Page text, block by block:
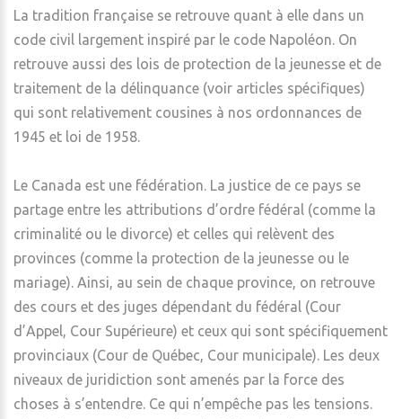
La tradition française se retrouve quant à elle dans un
code civil largement inspiré par le code Napoléon. On
retrouve aussi des lois de protection de la jeunesse et de
traitement de la délinquance (voir articles spécifiques)
qui sont relativement cousines à nos ordonnances de
1945 et loi de 1958.
Le Canada est une fédération. La justice de ce pays se
partage entre les attributions d’ordre fédéral (comme la
criminalité ou le divorce) et celles qui relèvent des
provinces (comme la protection de la jeunesse ou le
mariage). Ainsi, au sein de chaque province, on retrouve
des cours et des juges dépendant du fédéral (Cour
d’Appel, Cour Supérieure) et ceux qui sont spécifiquement
provinciaux (Cour de Québec, Cour municipale). Les deux
niveaux de juridiction sont amenés par la force des
choses à s’entendre. Ce qui n’empêche pas les tensions.